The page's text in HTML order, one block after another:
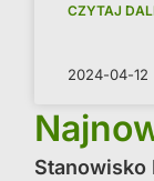
CZYTAJ
2024-04-12
Stanowisko